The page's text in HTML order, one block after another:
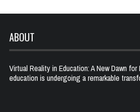
ABOUT
Virtual Reality in Education: A New Dawn
education is undergoing a remarkable